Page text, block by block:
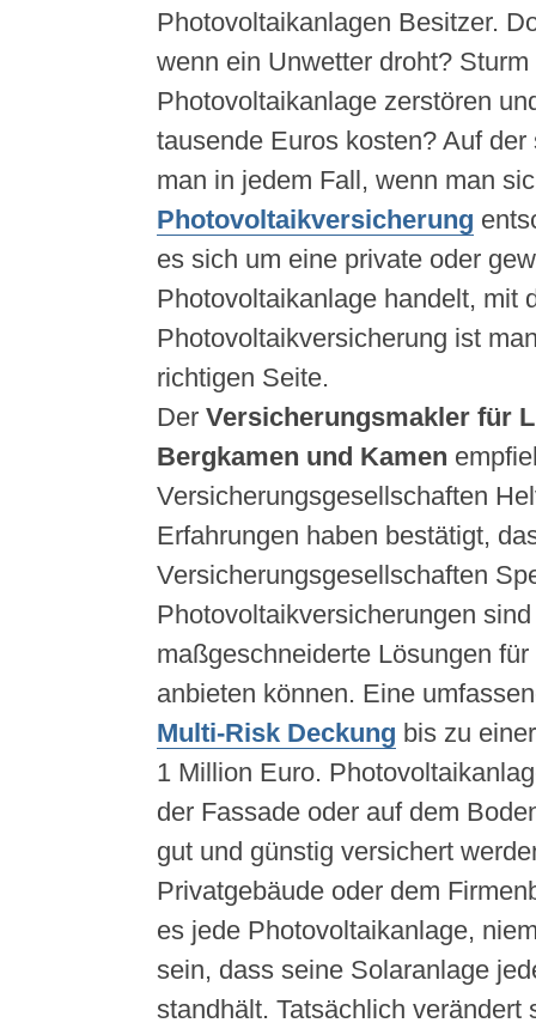
Photovoltaikanlagen Besitzer.
wenn ein Unwetter droht?
Photovoltaikanlage zerstören
tausende Euros kosten? Auf
man in jedem Fall, wenn man
Photovoltaikversicherung
es sich um eine private oder
Photovoltaikanlage handelt, mit
Photovoltaikversicherung ist
richtigen Seite.
Der Versicherungsmakler für
Bergkamen und Kamen
Versicherungsgesellschaften
Erfahrungen haben bestätigt,
Versicherungsgesellschaften
Photovoltaikversicherungen
maßgeschneiderte Lösungen
anbieten können. Eine
Multi-Risk Deckung bis zu
1 Million Euro.
der Fassade oder auf dem
gut und günstig versichert
Privatgebäude oder dem
es jede Photovoltaikanlage,
sein, dass seine Solaranlage
standhält. Tatsächlich verändert